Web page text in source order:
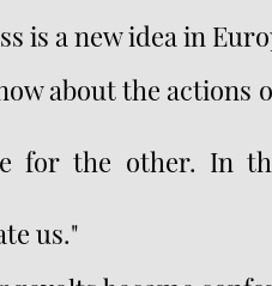
is a new idea in
about the actions
for the other. In
us."